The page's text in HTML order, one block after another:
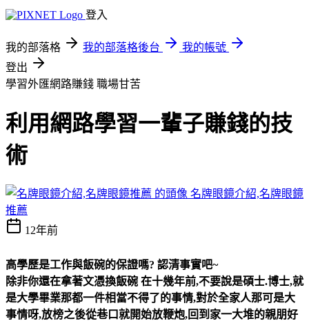
登入
我的部落格 我的部落格後台
我的帳號
登出
學習外匯網路賺錢 職場甘苦
利用網路學習一輩子賺錢的技
術
名牌眼鏡介紹,名牌眼鏡
推薦
12年前
高學歷是工作與飯碗的保證嗎? 認清事實吧~
除非你還在拿著文憑換飯碗 在十幾年前,不要說是碩士.博士,就
是大學畢業那都一件相當不得了的事情,對於全家人那可是大
事情呀,放榜之後從巷口就開始放鞭炮,回到家一大堆的親朋好